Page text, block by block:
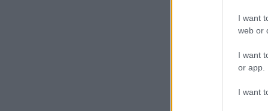
I want
web or
I want
or app.
I want